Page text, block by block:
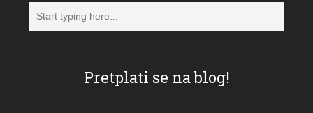
Pretplati se na blog!